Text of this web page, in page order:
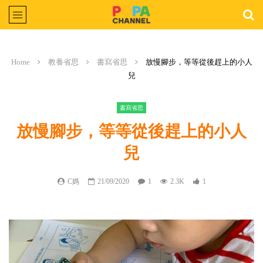
Home 教養省思 書寫省思
放慢腳步，等等從後趕上的小人
兒
書寫省思
放慢腳步，等等從後趕上的小人
兒
C媽 21/09/2020 1 2.3K 1